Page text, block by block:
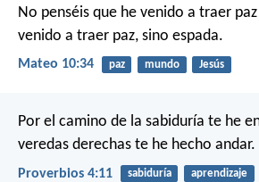
No penséis que he venido a traer
venido a traer paz, sino espada.
Mateo 10:34 paz mundo Jesús
Por el camino de la sabiduría te he
veredas derechas te he hecho andar.
Proverbios 4:11 sabiduría aprendizaje